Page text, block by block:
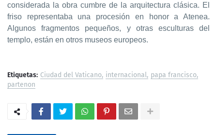
considerada la obra cumbre de la arquitectura clásica. El
friso representaba una procesión en honor a Atenea.
Algunos fragmentos pequeños, y otras esculturas del
templo, están en otros museos europeos.
Etiquetas: Ciudad del Vaticano internacional papa francisco
partenon